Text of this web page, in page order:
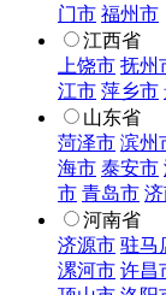
门市 福州市
江西省
上饶市 抚州
江市 萍乡市
山东省
菏泽市 滨州
海市 泰安市
市 青岛市
河南省
济源市 驻马
漯河市 许昌